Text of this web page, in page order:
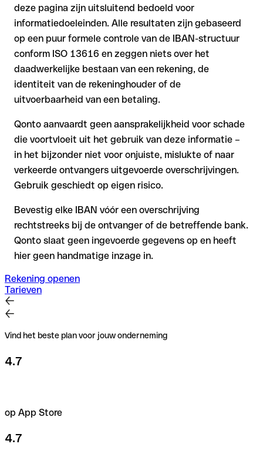
deze pagina zijn uitsluitend bedoeld voor
informatiedoeleinden. Alle resultaten zijn gebaseerd
op een puur formele controle van de IBAN-structuur
conform ISO 13616 en zeggen niets over het
daadwerkelijke bestaan van een rekening, de
identiteit van de rekeninghouder of de
uitvoerbaarheid van een betaling.
Qonto aanvaardt geen aansprakelijkheid voor schade
die voortvloeit uit het gebruik van deze informatie –
in het bijzonder niet voor onjuiste, mislukte of naar
verkeerde ontvangers uitgevoerde overschrijvingen.
Gebruik geschiedt op eigen risico.
Bevestig elke IBAN vóór een overschrijving
rechtstreeks bij de ontvanger of de betreffende bank.
Qonto slaat geen ingevoerde gegevens op en heeft
hier geen handmatige inzage in.
Rekening openen
Tarieven
Vind het beste plan voor jouw onderneming
4.7
op App Store
4.7